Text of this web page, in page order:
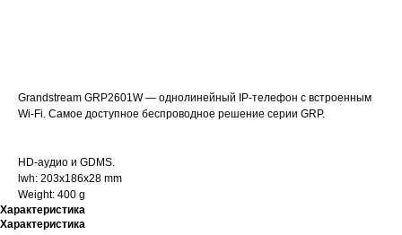
Grandstream GRP2601W — однолинейный IP-телефон с встроенным
Wi-Fi. Самое доступное беспроводное решение серии GRP.
HD-аудио и GDMS.
lwh: 203x186x28 mm
Weight: 400 g
Характеристика
Характеристика